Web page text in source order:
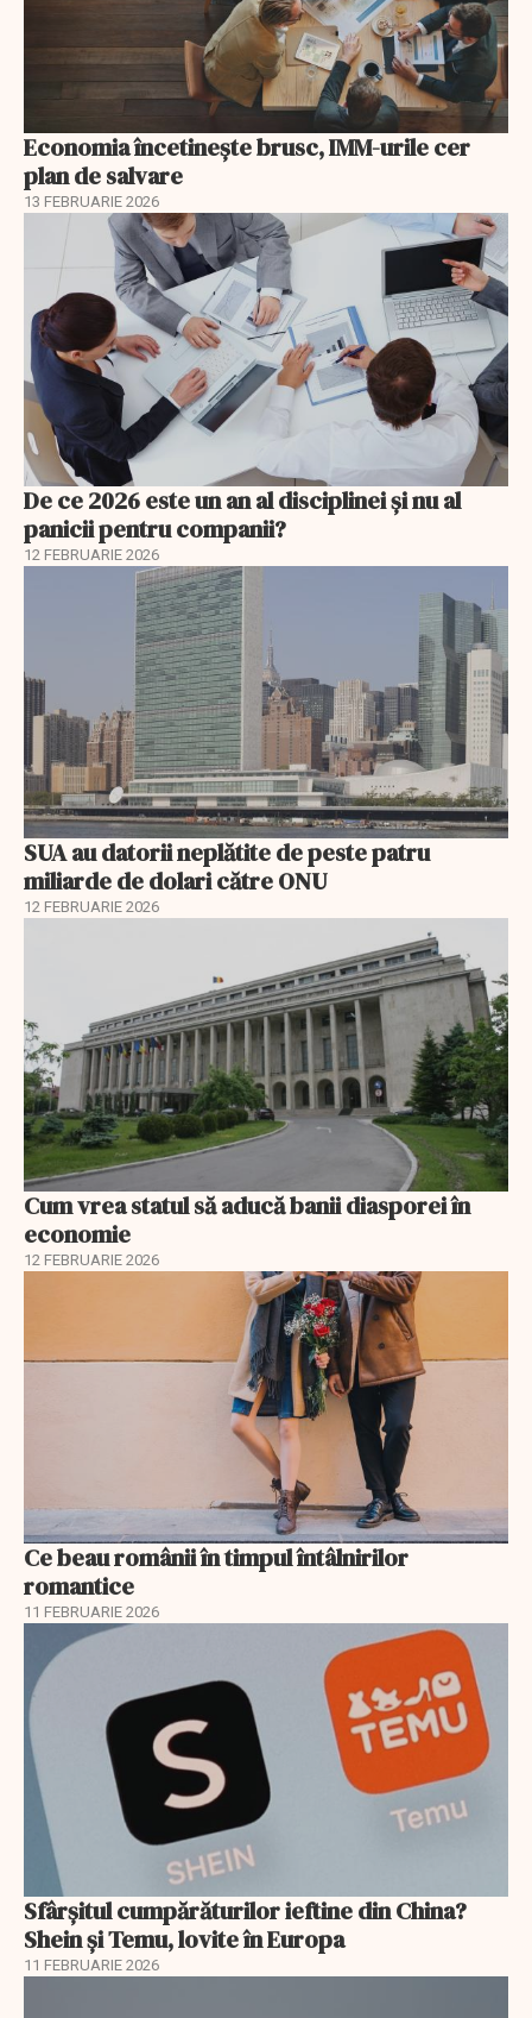
Economia încetinește brusc, IMM-urile cer
plan de salvare
13 FEBRUARIE 2026
De ce 2026 este un an al disciplinei și nu al
panicii pentru companii?
12 FEBRUARIE 2026
SUA au datorii neplătite de peste patru
miliarde de dolari către ONU
12 FEBRUARIE 2026
Cum vrea statul să aducă banii diasporei în
economie
12 FEBRUARIE 2026
Ce beau românii în timpul întâlnirilor
romantice
11 FEBRUARIE 2026
Sfârșitul cumpărăturilor ieftine din China?
Shein și Temu, lovite în Europa
11 FEBRUARIE 2026